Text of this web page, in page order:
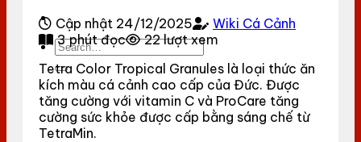
Cập nhật 24/12/2025
Wiki Cá Cảnh
3 phút đọc
22 lượt xem
Tetra Color Tropical Granules là loại thức ăn
kích màu cá cảnh cao cấp của Đức. Được
tăng cường với vitamin C và ProCare tăng
cường sức khỏe được cấp bằng sáng chế từ
TetraMin.